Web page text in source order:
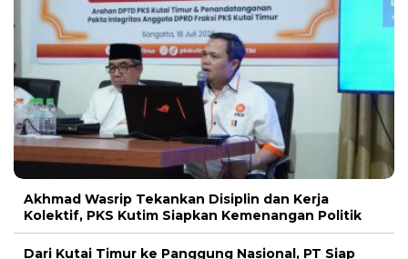
Akhmad Wasrip Tekankan Disiplin dan Kerja
Kolektif, PKS Kutim Siapkan Kemenangan Politik
Dari Kutai Timur ke Panggung Nasional, PT Siap